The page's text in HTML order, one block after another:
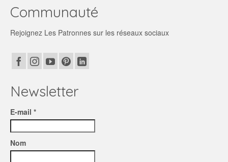
Communauté
Rejoignez Les Patronnes sur les réseaux sociaux
Newsletter
E-mail *
Nom